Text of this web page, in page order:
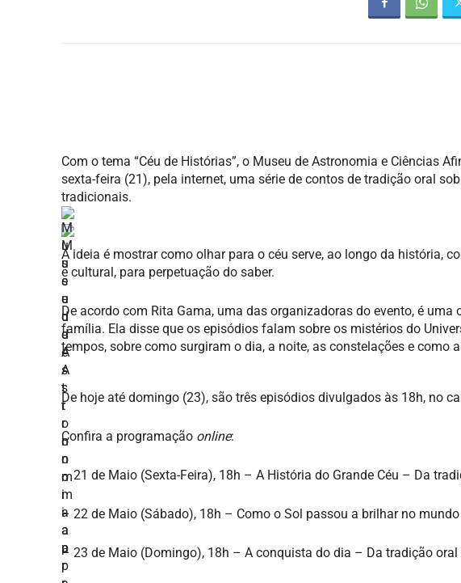
Com o tema “Céu de Histórias”, o Museu de Astronomia e Ciências
sexta-feira (21), pela internet, uma série de contos de tradição oral
tradicionais.
A ideia é mostrar como olhar para o céu serve, ao longo da história,
e cultural, para perpetuação do saber.
De acordo com Rita Gama, uma das organizadoras do evento, é
família. Ela disse que os episódios falam sobre os mistérios do
tempos, sobre como surgiram o dia, a noite, as constelações e como
De hoje até domingo (23), são três episódios divulgados às 18h, no
Confira a programação online:
– 21 de Maio (Sexta-Feira), 18h – A História do Grande Céu – Da
– 22 de Maio (Sábado), 18h – Como o Sol passou a brilhar no
– 23 de Maio (Domingo), 18h – A conquista do dia – Da tradição